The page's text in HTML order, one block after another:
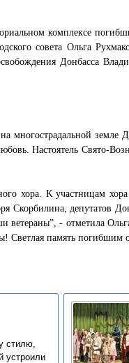
комплексе
совета Ольга
Донбасса
многострадальной
Настоятель Свято-
хора. К участницам хора
Скорбилина, депутатов
- отметила
Светлая память погибшим
стилю,
устроили